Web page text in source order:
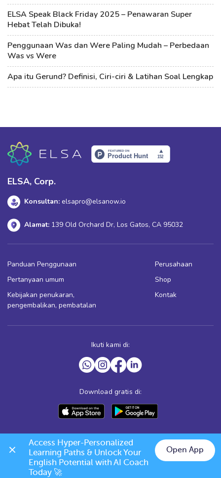
ELSA Speak Black Friday 2025 – Penawaran Super
Hebat Telah Dibuka!
Penggunaan Was dan Were Paling Mudah – Perbedaan
Was vs Were
Apa itu Gerund? Definisi, Ciri-ciri & Latihan Soal Lengkap
ELSA, Corp.
Konsultan: elsapro@elsanow.io
Alamat: 139 Old Orchard Dr, Los Gatos, CA 95032
Panduan Penggunaan
Pertanyaan umum
Kebijakan penukaran,
pengembalikan, pembatalan
Perusahaan
Shop
Kontak
Ikuti kami di:
Download gratis di:
Access Hyper-Personalized
Learning Paths & Unlock Your
English Potential with AI Coach
Today 🚀
Open App